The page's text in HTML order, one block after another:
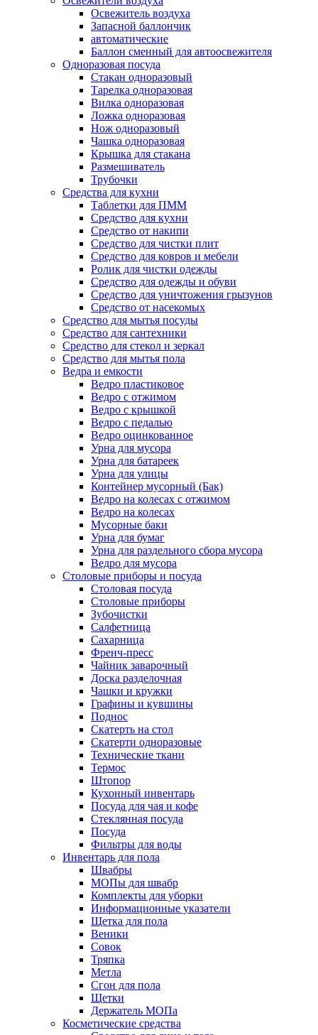
Освежитель воздуха
Запасной баллончик
автоматические
Баллон сменный для автоосвежителя
Одноразовая посуда
Стакан одноразовый
Тарелка одноразовая
Вилка одноразовая
Ложка одноразовая
Нож одноразовый
Чашка одноразовая
Крышка для стакана
Размешиватель
Трубочки
Средства для кухни
Таблетки для ПММ
Средство для кухни
Средство от накипи
Средство для чистки плит
Средство для ковров и мебели
Ролик для чистки одежды
Средство для одежды и обуви
Средство для уничтожения грызунов
Средство от насекомых
Средство для мытья посуды
Средство для сантехники
Средство для стекол и зеркал
Средство для мытья пола
Ведра и емкости
Ведро пластиковое
Ведро с отжимом
Ведро с крышкой
Ведро с педалью
Ведро оцинкованное
Урна для мусора
Урна для батареек
Урна для улицы
Контейнер мусорный (Бак)
Ведро на колесах с отжимом
Ведро на колесах
Мусорные баки
Урна для бумаг
Урна для раздельного сбора мусора
Ведро для мусора
Столовые приборы и посуда
Столовая посуда
Столовые приборы
Зубочистки
Салфетница
Сахарница
Френч-пресс
Чайник заварочный
Доска разделочная
Чашки и кружки
Графины и кувшины
Поднос
Скатерть на стол
Скатерти одноразовые
Технические ткани
Термос
Штопор
Кухонный инвентарь
Посуда для чая и кофе
Стеклянная посуда
Посуда
Фильтры для воды
Инвентарь для пола
Швабры
МОПы для швабр
Комплекты для уборки
Информационные указатели
Щетка для пола
Веники
Совок
Тряпка
Метла
Сгон для пола
Щетки
Держатель МОПа
Косметические средства